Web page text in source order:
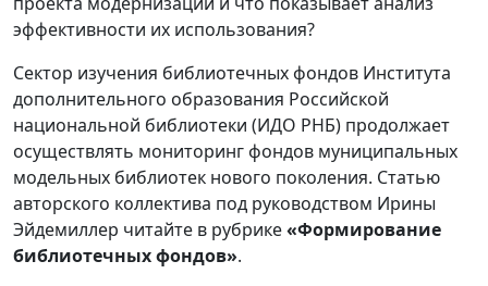
эффективности их использования?
Сектор изучения библиотечных фондов Института
дополнительного образования Российской
национальной библиотеки (ИДО РНБ) продолжает
осуществлять мониторинг фондов муниципальных
модельных библиотек нового поколения. Статью
авторского коллектива под руководством Ирины
Эйдемиллер читайте в рубрике«Формирование
библиотечных фондов».